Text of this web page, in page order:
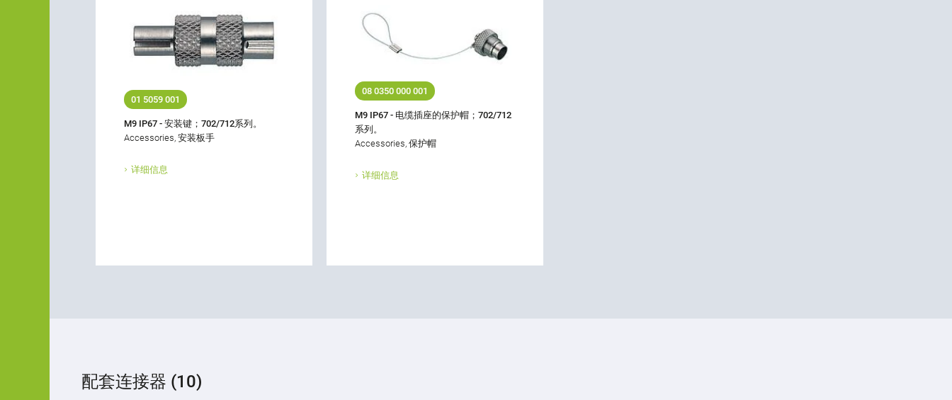
01 5059 001
M9 IP67 - 安装键；702/712系列。
Accessories, 安装板手
详细信息
08 0350 000 001
M9 IP67 - 电缆插座的保护帽；702/712
系列。
Accessories, 保护帽
详细信息
配套连接器 (10)